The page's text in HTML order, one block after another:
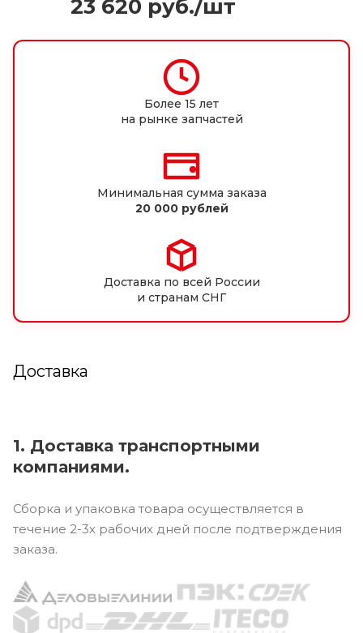
23 620 руб./шт
Более 15 лет
на рынке запчастей
Минимальная сумма заказа
20 000 рублей
Доставка по всей России
и странам СНГ
Доставка
1. Доставка транспортными
компаниями.
Сборка и упаковка товара осуществляется в
течение 2-3х рабочих дней после подтверждения
заказа.